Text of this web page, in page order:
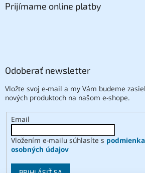
Prijímame online platby
Odoberať newsletter
Vložte svoj e-mail a my Vám budeme
nových produktoch na našom e-shope.
Email
Vložením e-mailu súhlasíte s
osobných údajov